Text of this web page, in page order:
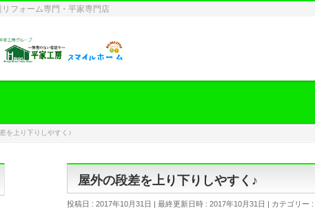
フォーム専門・平家専門店
を上り下りしやすく♪
屋外の段差を上り下りしやすく♪
投稿日 : 2017年10月31日 最終更新日時 : 2017年10月31日 カテゴリー :